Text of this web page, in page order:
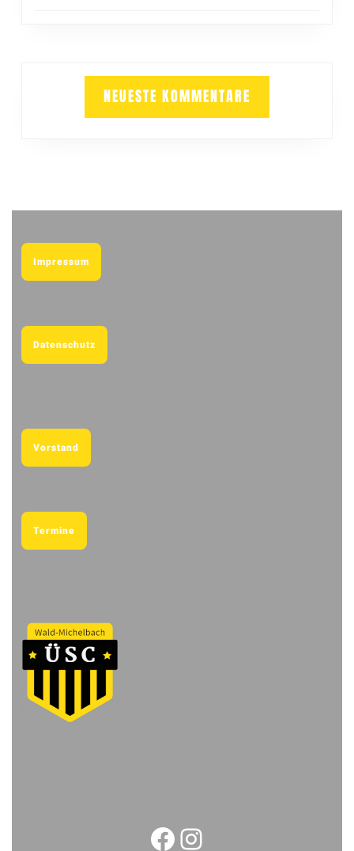
NEUESTE KOMMENTARE
Impressum
Datenschutz
Vorstand
Termine